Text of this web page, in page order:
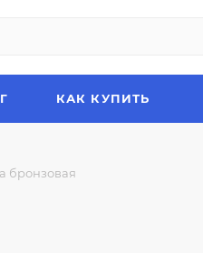
КАК КУПИТЬ
бронзовая